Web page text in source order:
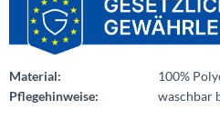
Material:
100%
Pflegehinweise:
waschbar